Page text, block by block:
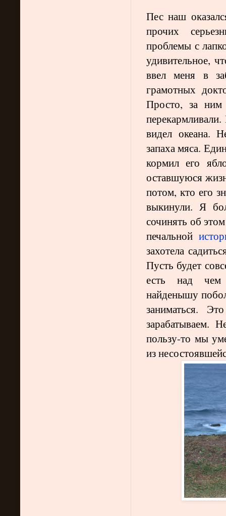
Пес наш
прочих
проблемы с
удивительное,
ввел меня в
грамотных
Просто, за
видел океана.
запаха мяса.
кормил его
оставшуюся
потом, кто его
выкинули. Я
сочинять об
печальной
захотела
Пусть будет
есть над чем
найденышу
заниматься.
зарабатываем.
пользу-то мы
из